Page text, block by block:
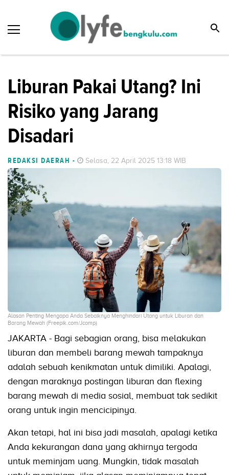
Liburan Pakai Utang? Ini
Risiko yang Jarang
Disadari
REDAKSI DAERAH - Selasa, 22 April 2025 13:18 WIB
Alasan Penting Mengapa Anda Sebaiknya Menghindari Utang untuk Liburan dan
Barang Mewah (Freepik.com/Jcomp)
JAKARTA - Bagi sebagian orang, bisa melakukan
liburan dan membeli barang mewah tampaknya
adalah sebuah kenikmatan untuk dimiliki. Apalagi,
dengan maraknya postingan liburan dan flexing
barang mewah di media sosial, membuat tak sedikit
orang untuk ingin mencicipinya.
Akan tetapi, hal ini bisa jadi masalah, apalagi ketika
Anda kekurangan dana yang akhirnya tergoda
untuk meminjam uang. Mungkin, tidak masalah